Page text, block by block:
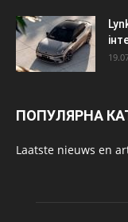
ПОПУЛЯРНА
Laatste nieuws en